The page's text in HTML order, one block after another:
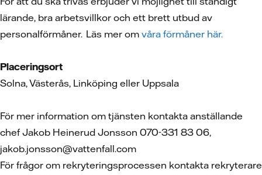
lärande, bra arbetsvillkor och ett brett utbud av
personalförmåner. Läs mer om våra förmåner här.
Placeringsort
Solna, Västerås, Linköping eller Uppsala
För mer information om tjänsten kontakta anställande
chef Jakob Heinerud Jonsson 070-331 83 06,
jakob.jonsson@vattenfall.com
För frågor om rekryteringsprocessen kontakta rekryterare